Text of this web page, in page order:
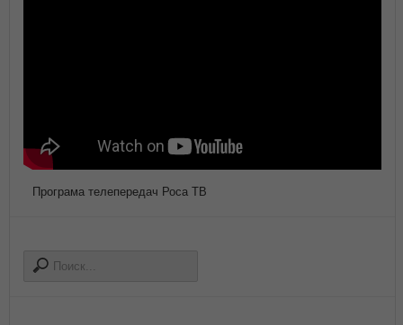
Програма телепередач Роса ТВ